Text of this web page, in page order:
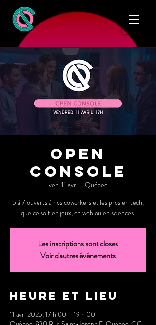
Open
Console
ven. 11 avr.
  |
Québec
5 à 7 ouverts à nos coworkers et les pros en tech,
que ce soit en jeux, en web ou en sciences.
Les inscriptions sont closes
Voir d'autres événements
Heure et lieu
11 avr. 2025, 17 h 00 – 19 h 00